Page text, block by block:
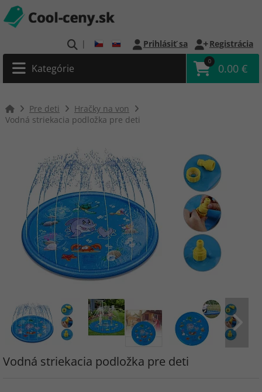
| Prihlásiť sa Registrácia
Kategórie
0
0.00 €
Pre deti
Hračky na von
Vodná striekacia podložka pre deti
Vodná striekacia podložka pre deti